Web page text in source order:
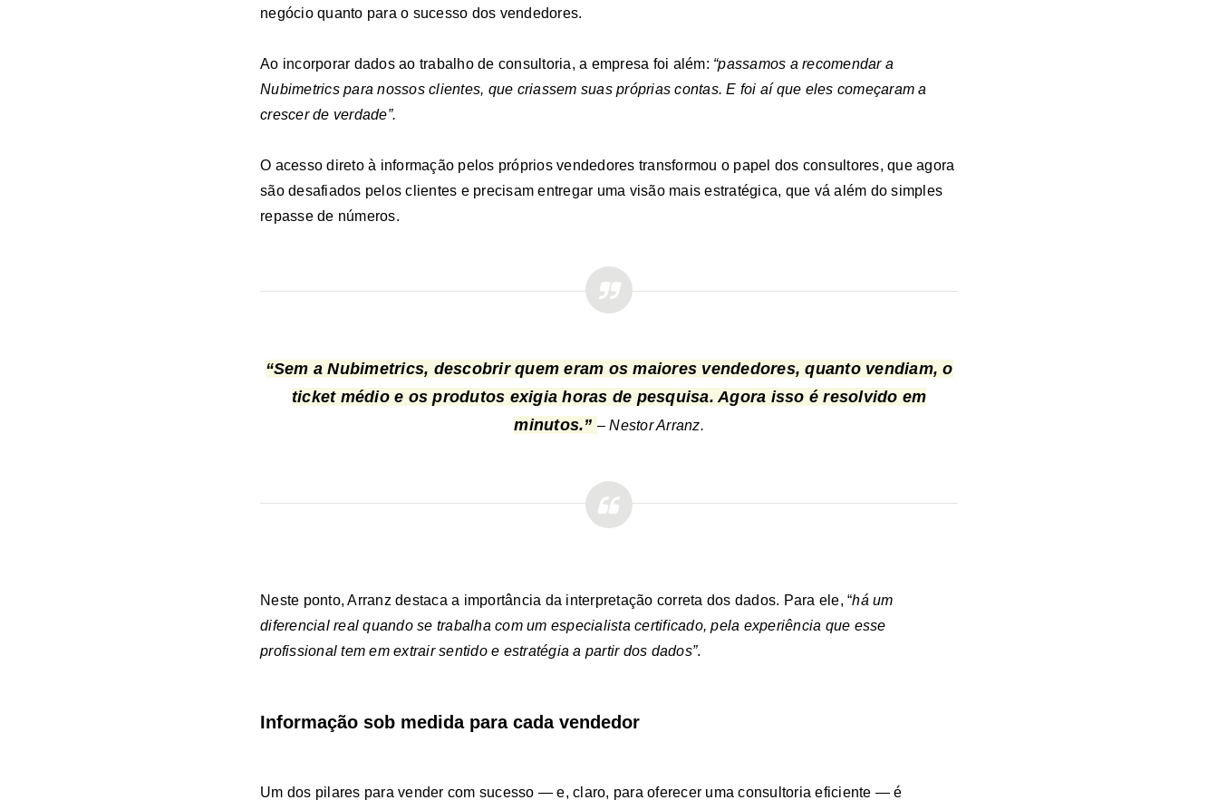
negócio quanto para o sucesso dos vendedores.
Ao incorporar dados ao trabalho de consultoria, a empresa foi além: “passamos a recomendar a
Nubimetrics para nossos clientes, que criassem suas próprias contas. E foi aí que eles começaram a
crescer de verdade”.
O acesso direto à informação pelos próprios vendedores transformou o papel dos consultores, que agora
são desafiados pelos clientes e precisam entregar uma visão mais estratégica, que vá além do simples
repasse de números.
“Sem a Nubimetrics, descobrir quem eram os maiores vendedores, quanto vendiam, o
ticket médio e os produtos exigia horas de pesquisa. Agora isso é resolvido em
minutos.” – Nestor Arranz.
Neste ponto, Arranz destaca a importância da interpretação correta dos dados. Para ele, “há um
diferencial real quando se trabalha com um especialista certificado, pela experiência que esse
profissional tem em extrair sentido e estratégia a partir dos dados”.
Informação sob medida para cada vendedor
Um dos pilares para vender com sucesso — e, claro, para oferecer uma consultoria eficiente — é